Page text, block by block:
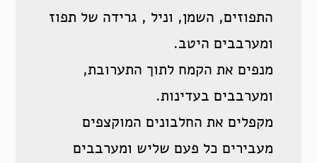
התפוזים, השמן, וניל , גרידה של תפוז
ומערבבים היטב.
מנפים את הקמח לתוך התערובת,
ומערבבים בעדינות.
מקפלים את החלבונים המוקצפים
מעבירים כל פעם שליש ומערבבים